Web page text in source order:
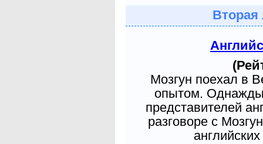
Вторая
Мозгун поехал в
опытом. Однажды
представителей
разговоре с